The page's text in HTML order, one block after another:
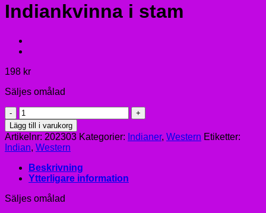
Indiankvinna i stam
198 kr
Säljes omålad
Indiankvinna
i
stam
mängd
Lägg till i varukorg
Artikelnr: 202303 Kategorier: Indianer, Western Etiketter:
Indian, Western
Beskrivning
Ytterligare information
Säljes omålad